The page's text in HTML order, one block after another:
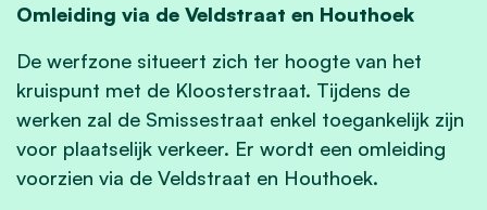
Omleiding via de Veldstraat en Houthoek
De werfzone situeert zich ter hoogte van het
kruispunt met de Kloosterstraat. Tijdens de
werken zal de Smissestraat enkel toegankelijk zijn
voor plaatselijk verkeer. Er wordt een omleiding
voorzien via de Veldstraat en Houthoek.